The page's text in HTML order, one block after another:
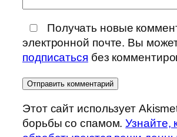
Получать новые
электронной почте. Вы
подписаться без
Этот сайт использует
борьбы со спамом.Узнайте,